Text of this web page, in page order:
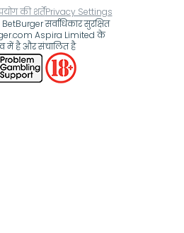
सर्वाधिकार सुरक्षित
Aspira Limited के
में है और संचालित है
की शर्तेंPrivacy Settings